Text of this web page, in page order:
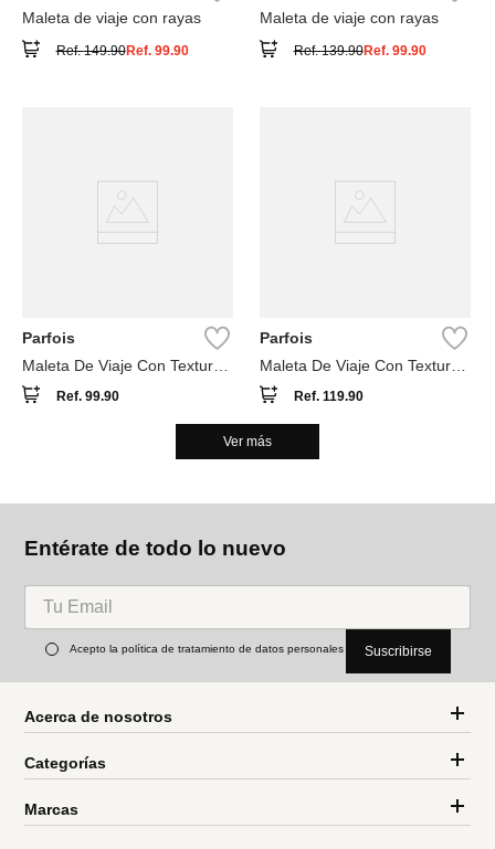
Maleta de viaje con rayas
Ref.149.90Ref. 99.90
Maleta de viaje con rayas
Ref.139.90Ref. 99.90
Parfois
Maleta De Viaje Con Textura
S
Ref. 99.90
Parfois
Maleta De Viaje Con Textura
M
Ref. 119.90
Ver más
Entérate de todo lo nuevo
Acepto la política de tratamiento de datos personales Suscribirse
Acerca de nosotros
Categorías
Marcas